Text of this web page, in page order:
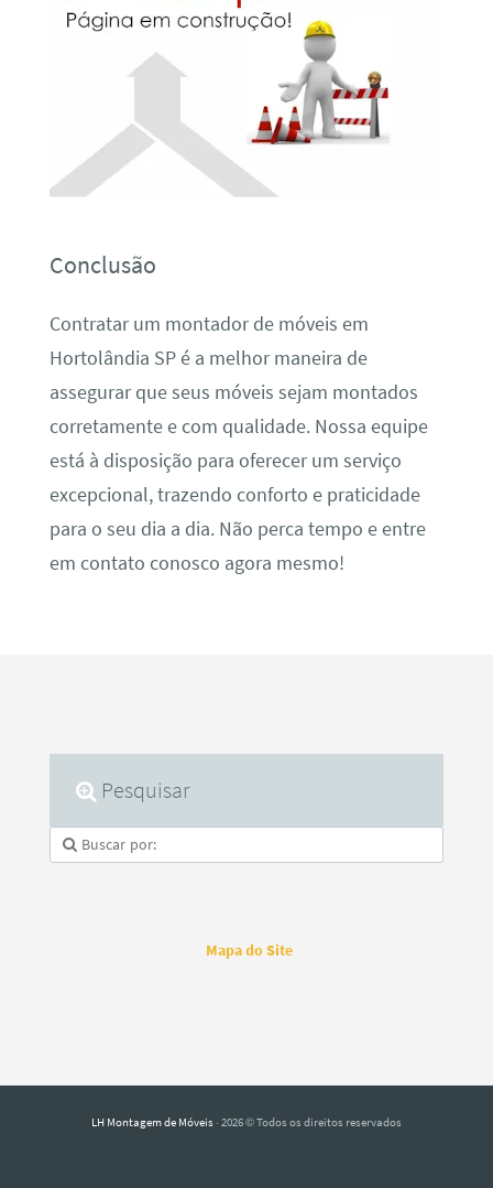
Conclusão
Contratar um montador de móveis em
Hortolândia SP é a melhor maneira de
assegurar que seus móveis sejam montados
corretamente e com qualidade. Nossa equipe
está à disposição para oferecer um serviço
excepcional, trazendo conforto e praticidade
para o seu dia a dia. Não perca tempo e entre
em contato conosco agora mesmo!
Pesquisar
Mapa do Site
LH Montagem de Móveis · 2026 © Todos os direitos reservados